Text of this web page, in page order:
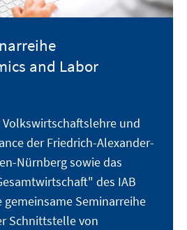
and Labor
und
der Friedrich-Alexander-
Nürnberg sowie das
des IAB
gemeinsame Seminarreihe
Schnittstelle von